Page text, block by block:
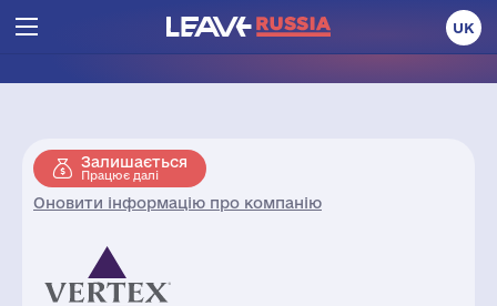
UK
Залишається
Працює далі
Оновити інформацію про компанію